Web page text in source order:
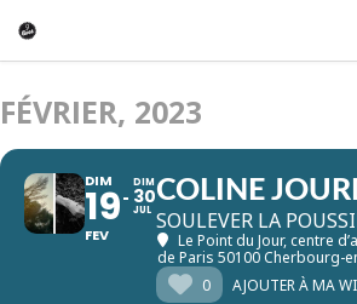
FÉVRIER, 2023
DIM
19
FEV
DIM
30
JUL
COLINE
SOULEVER LA
Le Point du Jour, centre
de Paris 50100 Cherbourg-
0
AJOUTER À MA